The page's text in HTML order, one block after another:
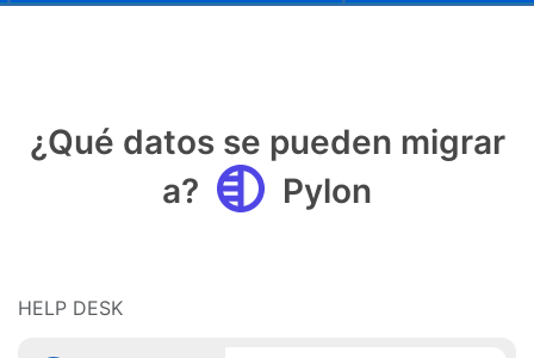
¿Qué datos se pueden migrar
a?
Pylon
HELP DESK